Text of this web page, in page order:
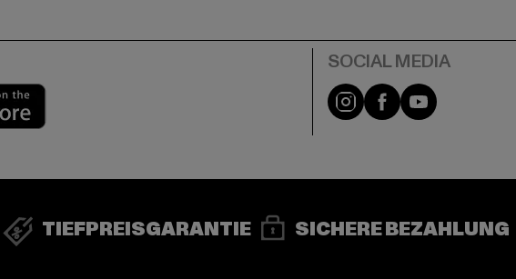
Instagram
FacebookYouTube
TIEFPREISGARANTIE SICHERE BEZAHLUNG